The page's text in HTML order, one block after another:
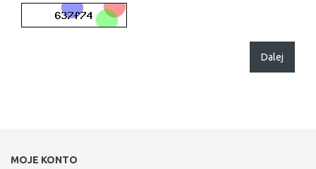
Dalej
MOJE KONTO